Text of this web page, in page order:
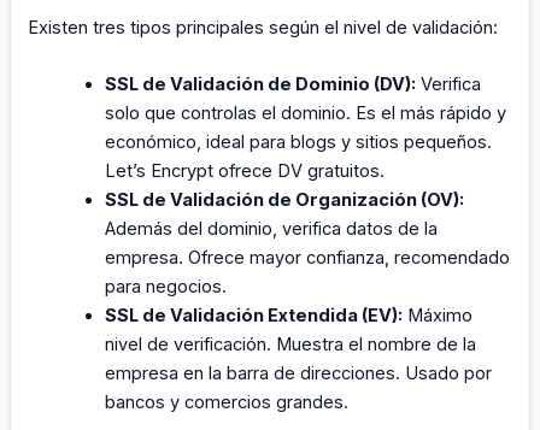
Existen tres tipos principales según el nivel de validación:
SSL de Validación de Dominio (DV): Verifica
solo que controlas el dominio. Es el más rápido y
económico, ideal para blogs y sitios pequeños.
Let’s Encrypt ofrece DV gratuitos.
SSL de Validación de Organización (OV):
Además del dominio, verifica datos de la
empresa. Ofrece mayor confianza, recomendado
para negocios.
SSL de Validación Extendida (EV): Máximo
nivel de verificación. Muestra el nombre de la
empresa en la barra de direcciones. Usado por
bancos y comercios grandes.